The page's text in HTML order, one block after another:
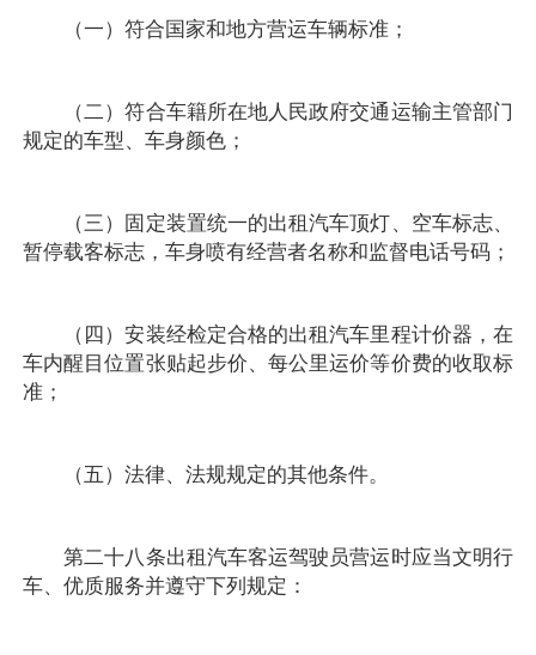
（一）符合国家和地方营运车辆标准；
（二）符合车籍所在地人民政府交通运输主管部门
规定的车型、车身颜色；
（三）固定装置统一的出租汽车顶灯、空车标志、
暂停载客标志，车身喷有经营者名称和监督电话号码；
（四）安装经检定合格的出租汽车里程计价器，在
车内醒目位置张贴起步价、每公里运价等价费的收取标
准；
（五）法律、法规规定的其他条件。
第二十八条出租汽车客运驾驶员营运时应当文明行
车、优质服务并遵守下列规定：